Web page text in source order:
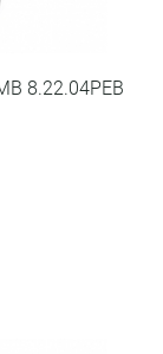
8.22.04PEB